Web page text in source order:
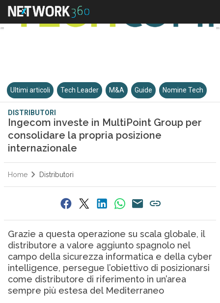
Ultimi articoli Tech Leader M&A Guide Nomine Tech
DISTRIBUTORI
Ingecom investe in MultiPoint Group per
consolidare la propria posizione
internazionale
Home Distributori
Grazie a questa operazione su scala globale, il
distributore a valore aggiunto spagnolo nel
campo della sicurezza informatica e della cyber
intelligence, persegue l’obiettivo di posizionarsi
come distributore di riferimento in un’area
sempre più estesa del Mediterraneo